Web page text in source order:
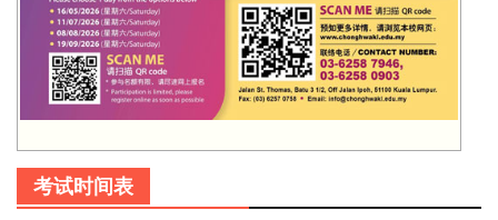
考试时间表